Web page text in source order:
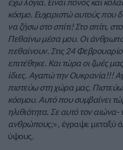
έχω λόγια. Είναι πόνος και
κόσμο. Ευχαριστώ αυτούς που
να ζήσω στο σπίτι! Στο σπίτι,
Πεθαίνω μέσα μου. Οι
πεθαίνουν. Στις 24
επιτέθηκε. Και τώρα οι ζωές
ίδιες. Αγαπώ την Ουκρανία!!!
πιστεύω στη χώρα μας.
κόσμου. Αυτό που συμβαίνει
ηλιθιότητα. Σε αυτό τον
ανθρώπους;», έγραψε μεταξύ
ύψους.